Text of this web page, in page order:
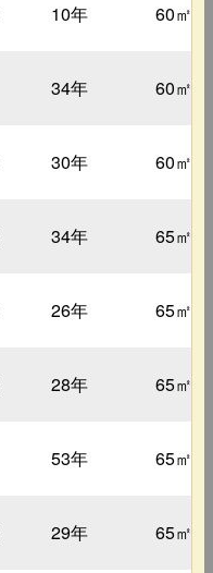
10年 60㎡
34年 60㎡
30年 60㎡
34年 65㎡
26年 65㎡
28年 65㎡
53年 65㎡
29年 65㎡